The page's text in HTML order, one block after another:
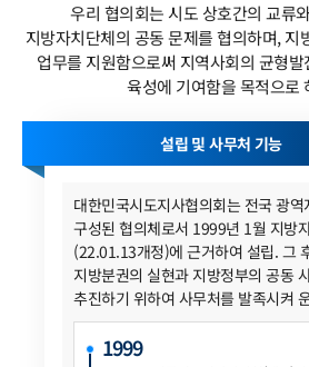
협의회 발간집
우리 협의회는 시도 상호간의 교류
지방자치단체의 공동 문제를 협의하며, 지
업무를 지원함으로써 지역사회의 균형
육성에 기여함을 목적으로
설립 및 사무처 기능
대한민국시도지사협의회는 전국 광
구성된 협의체로서 1999년 1월 지방
(22.01.13개정)에 근거하여 설립. 그
지방분권의 실현과 지방정부의 공동
추진하기 위하여 사무처를 발족시켜
1999